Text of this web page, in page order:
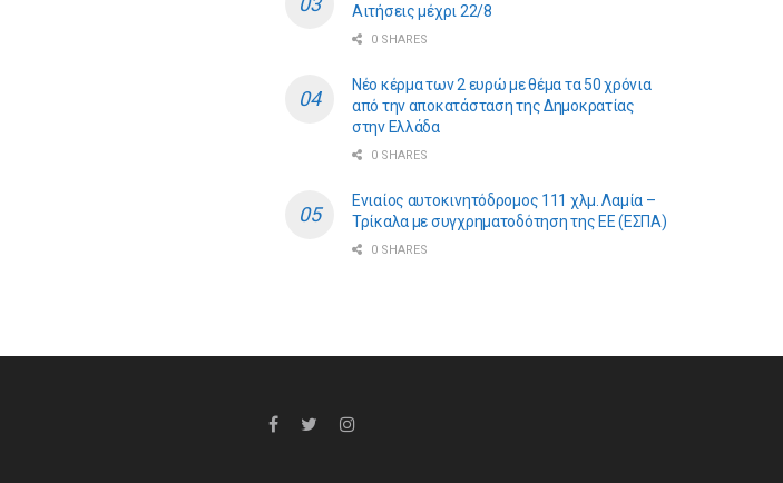
Αιτήσεις μέχρι 22/8
0 SHARES
Νέο κέρμα των 2 ευρώ με θέμα τα 50 χρόνια
από την αποκατάσταση της Δημοκρατίας
στην Ελλάδα
0 SHARES
Ενιαίος αυτοκινητόδρομος 111 χλμ. Λαμία –
Τρίκαλα με συγχρηματοδότηση της ΕE (ΕΣΠΑ)
0 SHARES